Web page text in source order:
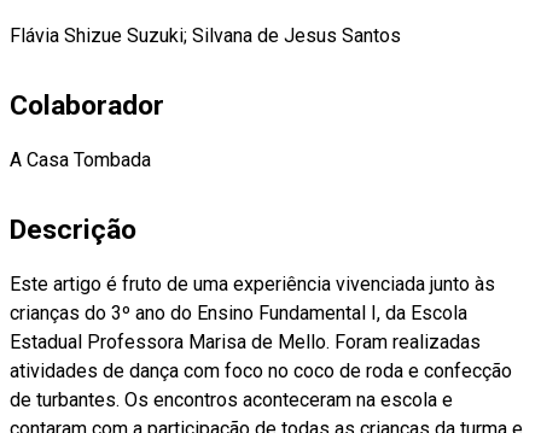
Flávia Shizue Suzuki; Silvana de Jesus Santos
Colaborador
A Casa Tombada
Descrição
Este artigo é fruto de uma experiência vivenciada junto às
crianças do 3º ano do Ensino Fundamental I, da Escola
Estadual Professora Marisa de Mello. Foram realizadas
atividades de dança com foco no coco de roda e confecção
de turbantes. Os encontros aconteceram na escola e